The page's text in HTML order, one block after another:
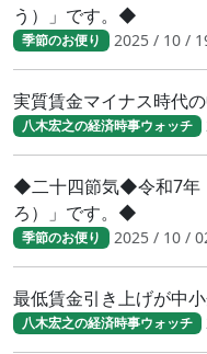
う）」です。◆
季節のお便り 2025 / 10 /
実質賃金マイナス時代
八木宏之の経済時事ウォッチ
◆二十四節気◆令和7年
ろ）」です。◆
季節のお便り 2025 / 10 /
最低賃金引き上げが中
八木宏之の経済時事ウォッチ